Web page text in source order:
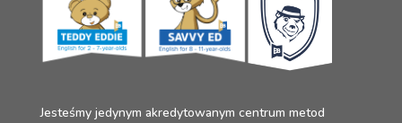
Jesteśmy jedynym akredytowanym centrum metod